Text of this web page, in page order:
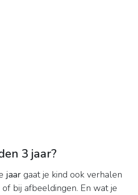
3 jaar?
jaar gaat je kind ook verhalen
bij afbeeldingen. En wat je